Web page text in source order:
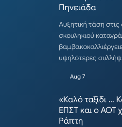
Πηνειάδα
Αυξητική τάση στις
σκουληκιού
υψηλότερες
Aug 7
«Καλό ταξίδι …
ΕΠΣΤ και ο ΑΟΤ
Ράπτη